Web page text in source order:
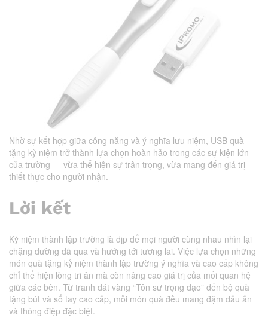
Nhờ sự kết hợp giữa công năng và ý nghĩa lưu niệm, USB quà
tặng kỷ niệm trở thành lựa chọn hoàn hảo trong các sự kiện lớn
của trường — vừa thể hiện sự trân trọng, vừa mang đến giá trị
thiết thực cho người nhận.
Lời kết
Kỷ niệm thành lập trường là dịp để mọi người cùng nhau nhìn lại
chặng đường đã qua và hướng tới tương lai. Việc lựa chọn những
món quà tặng kỷ niệm thành lập trường ý nghĩa và cao cấp không
chỉ thể hiện lòng tri ân mà còn nâng cao giá trị của mối quan hệ
giữa các bên. Từ tranh dát vàng “Tôn sư trọng đạo” đến bộ quà
tặng bút và sổ tay cao cấp, mỗi món quà đều mang đậm dấu ấn
và thông điệp đặc biệt.